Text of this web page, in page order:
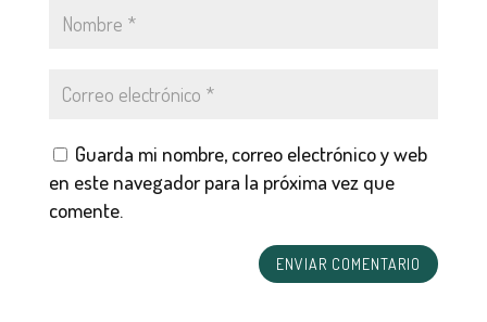
Guarda mi nombre, correo electrónico y web
en este navegador para la próxima vez que
comente.